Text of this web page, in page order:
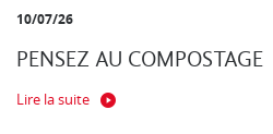
10/07/26
PENSEZ AU COMPOSTAGE
Lire la suite